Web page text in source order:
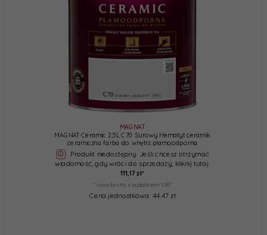
MAGNAT
MAGNAT Ceramic 2,5L C70 Surowy Hematyt ceramik
ceramiczna farba do wnętrz plamoodporna
Produkt niedostępny. Jeśli chcesz otrzymać
wiadomość, gdy wróci do sprzedaży, kliknij tutaj.
111,17 zł*
* cena brutto z podatkiem VAT
Cena jednostkowa: 44.47 zł